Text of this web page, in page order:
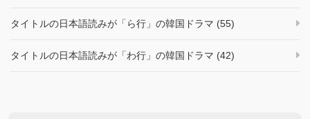
タイトルの日本語読みが「ら行」の韓国ドラマ (55)
タイトルの日本語読みが「わ行」の韓国ドラマ (42)